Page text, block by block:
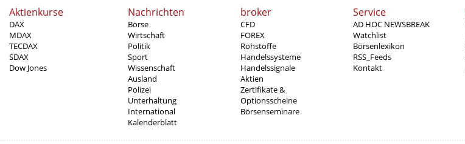
Aktienkurse
DAX
MDAX
TECDAX
SDAX
Dow Jones
Nachrichten
Börse
Wirtschaft
Politik
Sport
Wissenschaft
Ausland
Polizei
Unterhaltung
International
Kalenderblatt
broker
CFD
FOREX
Rohstoffe
Handelssysteme
Handelssignale
Aktien
Zertifikate &
Optionsscheine
Börsenseminare
Service
AD HOC NEWSBREAK
Watchlist
Börsenlexikon
RSS_Feeds
Kontakt